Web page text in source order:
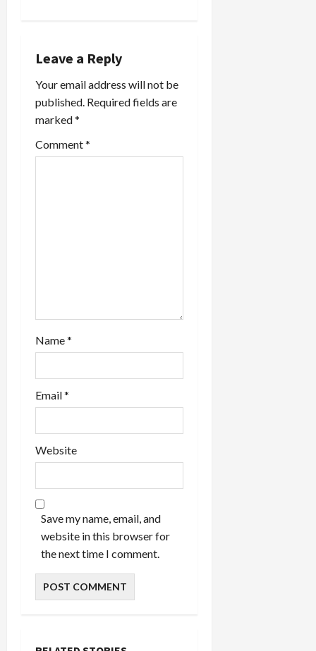
g
a
t
i
Leave a Reply
Your email address will not be
published. Required fields are
marked*
Comment*
Name*
Email*
Website
Save my name, email, and
website in this browser for
the next time I comment.